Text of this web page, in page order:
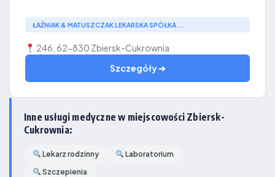
ŁAŹNIAK & MATUSZCZAK LEKARSKA SPÓŁKA ...
246, 62-830 Zbiersk-Cukrownia
Szczegóły ➔
Inne usługi medyczne w miejscowości Zbiersk-
Cukrownia:
Lekarz rodzinny
Laboratorium
Szczepienia